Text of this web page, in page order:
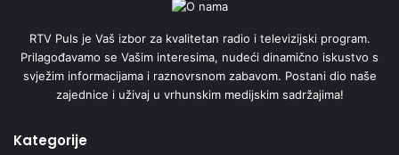
RTV Puls je Vaš izbor za kvalitetan radio i televizijski program.
Prilagođavamo se Vašim interesima, nudeći dinamično iskustvo s
svježim informacijama i raznovrsnom zabavom. Postani dio naše
zajednice i uživaj u vrhunskim medijskim sadržajima!
Kategorije